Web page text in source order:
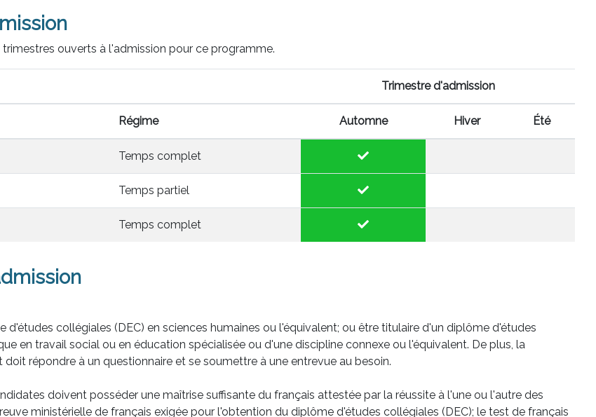
ouverts à l'admission pour ce programme.
Trimestre d'admission
Régime Automne Hiver Été
Temps complet
Temps partiel
Temps complet
d'études collégiales (DEC) en sciences humaines ou l'équivalent; ou être titulaire d'un diplôme d'études
en travail social ou en éducation spécialisée ou d'une discipline connexe ou l'équivalent. De plus, la
répondre à un questionnaire et se soumettre à une entrevue au besoin.
doivent posséder une maîtrise suffisante du français attestée par la réussite à l'une ou l'autre des
ministérielle de français exigée pour l'obtention du diplôme d'études collégiales (DEC); le test de français